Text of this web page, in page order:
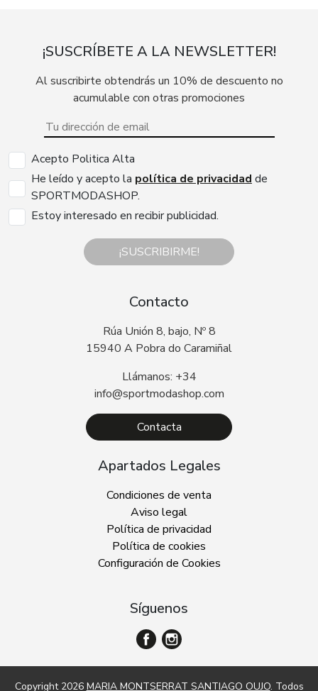
¡SUSCRÍBETE A LA NEWSLETTER!
Al suscribirte obtendrás un 10% de descuento no
acumulable con otras promociones
Acepto Politica Alta
He leído y acepto la política de privacidad de
SPORTMODASHOP.
Estoy interesado en recibir publicidad.
¡SUSCRIBIRME!
Contacto
Rúa Unión 8, bajo, Nº 8
15940 A Pobra do Caramiñal
Llámanos: +34
info@sportmodashop.com
Contacta
Apartados Legales
Condiciones de venta
Aviso legal
Política de privacidad
Política de cookies
Configuración de Cookies
Síguenos
Copyright 2026 MARIA MONTSERRAT SANTIAGO OUJO. Todos